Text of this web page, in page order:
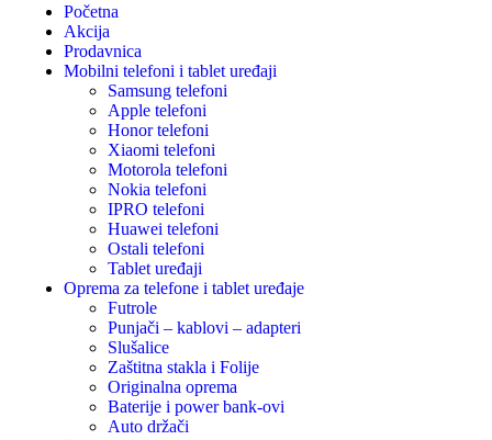
Početna
Akcija
Prodavnica
Mobilni telefoni i tablet uređaji
Samsung telefoni
Apple telefoni
Honor telefoni
Xiaomi telefoni
Motorola telefoni
Nokia telefoni
IPRO telefoni
Huawei telefoni
Ostali telefoni
Tablet uređaji
Oprema za telefone i tablet uređaje
Futrole
Punjači – kablovi – adapteri
Slušalice
Zaštitna stakla i Folije
Originalna oprema
Baterije i power bank-ovi
Auto držači